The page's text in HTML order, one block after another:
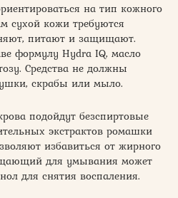
на тип кожного
сухой кожи требуются
питают и защищают.
формулу Hydra IQ, масло
Средства не должны
скрабы или мыло.
подойдут безспиртовые
экстрактов ромашки
избавиться от жирного
для умывания может
для снятия воспаления.